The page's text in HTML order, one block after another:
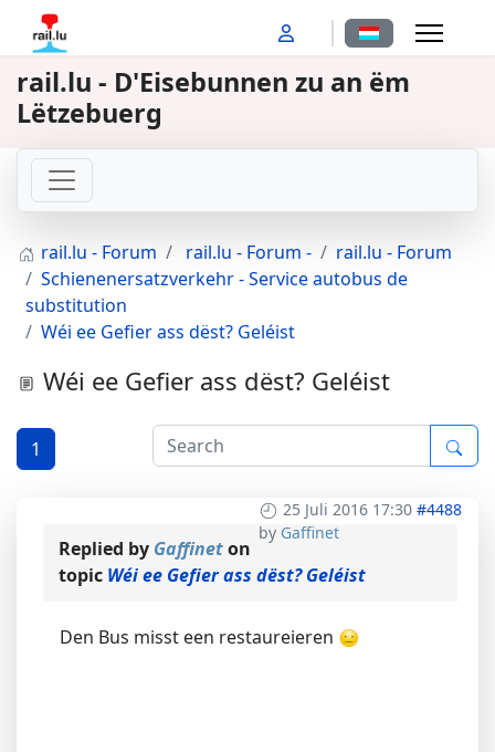
Sprache
rail.lu - D'Eisebunnen zu an ëm
Lëtzebuerg
rail.lu - Forum rail.lu - Forum -
rail.lu - Forum
Schienenersatzverkehr - Service autobus de
substitution
Wéi ee Gefier ass dëst? Geléist
Wéi ee Gefier ass dëst? Geléist
1
25 Juli 2016 17:30 #4488
by Gaffinet
Replied by Gaffineton
topic Wéi ee Gefier ass dëst? Geléist
Den Bus misst een restaureieren